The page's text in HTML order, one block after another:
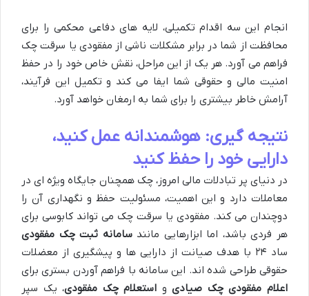
انجام این سه اقدام تکمیلی، لایه های دفاعی محکمی را برای
محافظت از شما در برابر مشکلات ناشی از مفقودی یا سرقت چک
فراهم می آورد. هر یک از این مراحل، نقش خاص خود را در حفظ
امنیت مالی و حقوقی شما ایفا می کند و تکمیل این فرآیند،
آرامش خاطر بیشتری را برای شما به ارمغان خواهد آورد.
نتیجه گیری: هوشمندانه عمل کنید،
دارایی خود را حفظ کنید
در دنیای پر تبادلات مالی امروز، چک همچنان جایگاه ویژه ای در
معاملات دارد و این اهمیت، مسئولیت حفظ و نگهداری آن را
دوچندان می کند. مفقودی یا سرقت چک می تواند کابوسی برای
هر فردی باشد، اما ابزارهایی مانندسامانه ثبت چک مفقودی
ساد ۲۴ با هدف صیانت از دارایی ها و پیشگیری از معضلات
حقوقی طراحی شده اند. این سامانه با فراهم آوردن بستری برای
اعلام مفقودی چک صیادیو استعلام چک مفقودی، یک سپر